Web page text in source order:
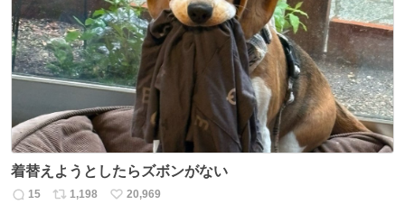
ト
数
ね
数
着替えようとしたらズボンがない
返
15
リ
1,198
い
20,969